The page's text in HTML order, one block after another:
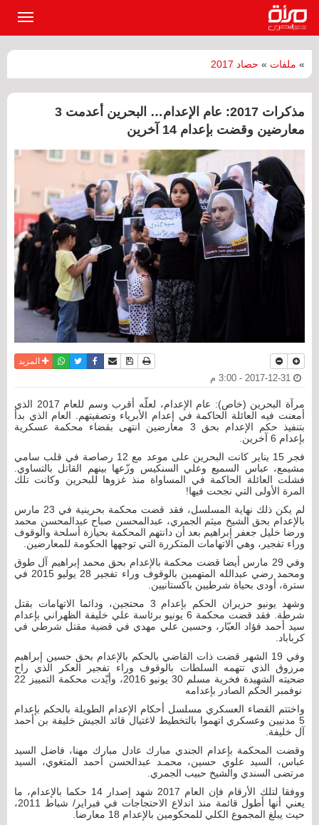
» ملفات » حصاد 2017
مذكرات 2017: عام الإعدام… البحرين أعدمت 3
معارضين وقضت بإعدام 14 آخرين
نسخة للطباعة
حفظ الموضوع
أرسل الى صديق
فيسبوكتويترواتسابالمزيد
مرآة البحرين (خاص): عام الإعدام، لعلّه أقرب وسم للعام 2017 الذي
أمعنت فيه العائلة الحاكمة في إعدام الأبرياء وتصفيتهم. العام الذي بدأ
بتنفيذ حكم الإعدام بحق 3 معارضين انتهى بقضاء محكمة عسكرية
بإعدام 6 آخرين.
فجر 15 يناير كانت البحرين على موعد مع 12 رصاصة في قلب سامي
مشيمع، عباس السميع وعلي السنكيس وزّعها بينهم القاتل بالتساوي.
فشلت العائلة الحاكمة في المساواة منذ غزوها للبحرين وكانت تلك
المرة الأولى التي نجحت فيها!
لم يكن ذلك نهاية المسلسل، فقد قضت محكمة بحرينية في 23 مارس
بالإعدام بحق الشيخ ميثم الجمري، عبدالمحسن صباح عبدالمحسن محمد
ورضا خليل جعفر إبراهيم بعد أن دانتهم المحكمة بحيازة أسلحة والوقوف
وراء تفجير، وهي الاتهامات المتكررة التي توجهها الحكومة للمعارضين.
وفي 29 مارس أيضا قضت محكمة بالإعدام بحق محمد إبراهيم آل طوق
ومحمد رضي عبدالله المتهمين بالوقوف وراء تفجير 28 يوليو 2015 في
سترة، أودى بحياة شرطيين باكستانيين.
وشهد يونيو حزيران الحكم بإعدام 3 محتجين، ودائما الاتهامات بقتل
شرطة. فقد قضت محكمة 6 يونيو برئاسة علي خليفة الظهراني بإعدام
سيد أحمد فؤاد العبّار، وحسين علي مهدي في قضية مقتل شرطي في
كرباباد.
وفي 19 الشهر قضت ذات القاضي بالحكم بالإعدام بحق حسين إبراهيم
مرزوق الذي تتهمه السلطات بالوقوف وراء تفجير العكر الذي راح
ضحيته الشهيدة فخرية مسلم 30 يونيو 2016، وأيّدت محكمة التمييز 22
نوفمبر الحكم الصادر بإعدامه
واختتم القضاء العسكري مسلسل أحكام الإعدام الطويلة بالحكم بإعدام
5 مدنيين وعسكري اتهموا بالتخطيط لاغتيال قائد الجيش خليفة بن أحمد
آل خليفة.
وقضت المحكمة بإعدام الجندي مبارك عادل مبارك مهنا، فاضل السيد
عباس، السيد علوي حسين، محمـد عبدالحسن أحمد المتغوي، السيد
مرتضى السندي والشيخ حبيب الجمري.
ووفقا لتلك الأرقام فإن العام 2017 شهد إصدار 14 حكما بالإعدام، ما
يعني أنها أطول قائمة منذ اندلاع الاحتجاجات في فبراير/ شباط 2011،
حيث يبلغ المجموع الكلي للمحكومين بالإعدام 18 معارضا.